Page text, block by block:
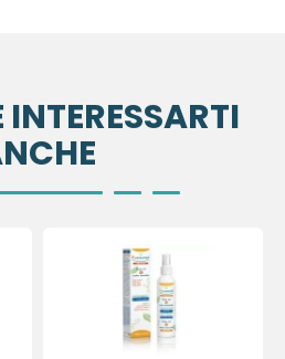
INTERESSARTI